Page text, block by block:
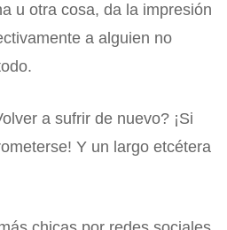
u otra cosa, da la impresión
a alguien no
a sufrir de nuevo? ¡Si
Y un largo etcétera